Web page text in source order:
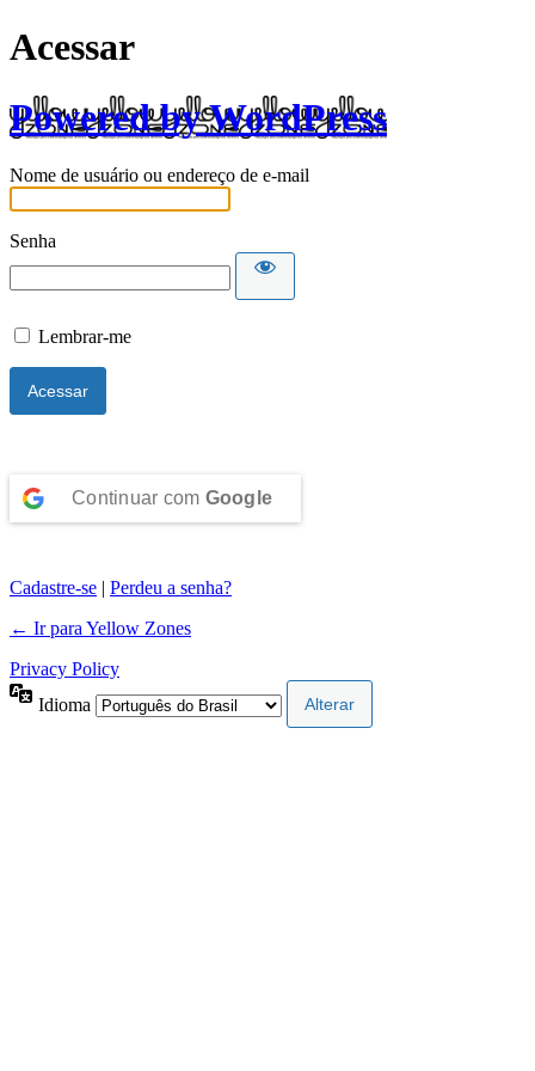
Acessar
Powered by WordPress
Nome de usuário ou endereço de e-mail
Senha
Lembrar-me
Continuar com Google
Cadastre-se | Perdeu a senha?
← Ir para Yellow Zones
Privacy Policy
Idioma